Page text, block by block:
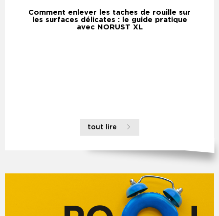
Comment enlever les taches de rouille sur
les surfaces délicates : le guide pratique
avec NORUST XL
tout lire